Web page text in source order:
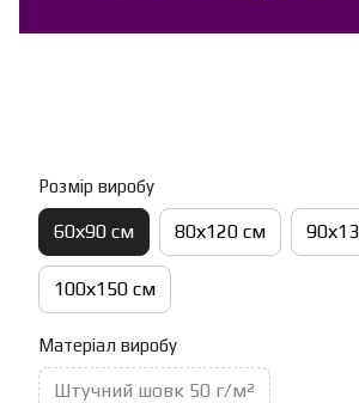
Розмір виробу
60х90 см 80х120 см
100х150 см
Матеріал виробу
Штучний шовк 50 г/м²